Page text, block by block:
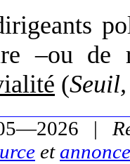
–ou de
(
|
et